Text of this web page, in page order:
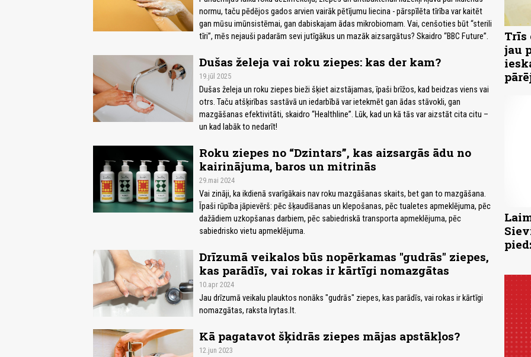
normu, taču pēdējos gados arvien vairāk pētījumu liecina - pārspīlēta tīrība var kaitēt
gan mūsu imūnsistēmai, gan dabiskajam ādas mikrobiomam. Vai, cenšoties būt “sterili
tīri”, mēs nejauši padarām sevi jutīgākus un mazāk aizsargātus? Skaidro “BBC Future”.
Dušas želeja vai roku ziepes: kas der kam?
19.jūl 2025
Dušas želeja un roku ziepes bieži šķiet aizstājamas, īpaši brīžos, kad beidzas viens vai
otrs. Taču atšķirības sastāvā un iedarbībā var ietekmēt gan ādas stāvokli, gan
mazgāšanas efektivitāti, skaidro “Healthline”. Lūk, kad un kā tās var aizstāt cita citu –
un kad labāk to nedarīt!
Roku ziepes no “Dzintars”, kas aizsargās ādu no
kairinājuma, baros un mitrinās
29.mai 2024
Vai zināji, ka ikdienā svarīgākais nav roku mazgāšanas skaits, bet gan to mazgāšana.
Īpaši rūpība jāpievērš: pēc šķaudīšanas un klepošanas, pēc tualetes apmeklējuma, pēc
dažādiem uzkopšanas darbiem, pēc sabiedriskā transporta apmeklējuma, pēc
sabiedrisko vietu apmeklējuma.
Drīzumā veikalos būs nopērkamas "gudrās" ziepes,
kas parādīs, vai rokas ir kārtīgi nomazgātas
10.apr 2024
Jau drīzumā veikalu plauktos nonāks "gudrās" ziepes, kas parādīs, vai rokas ir kārtīgi
nomazgātas, raksta lrytas.lt.
Kā pagatavot šķidrās ziepes mājas apstākļos?
12.jun 2023
Trīs
jau